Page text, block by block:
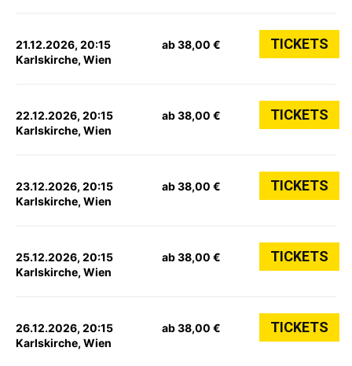
21.12.2026, 20:15
Karlskirche, Wien
ab 38,00 € TICKETS
22.12.2026, 20:15
Karlskirche, Wien
ab 38,00 € TICKETS
23.12.2026, 20:15
Karlskirche, Wien
ab 38,00 € TICKETS
25.12.2026, 20:15
Karlskirche, Wien
ab 38,00 € TICKETS
26.12.2026, 20:15
Karlskirche, Wien
ab 38,00 € TICKETS